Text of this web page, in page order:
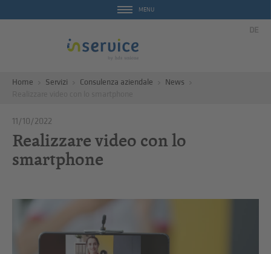
MENU
DE
Home Servizi Consulenza aziendale
News
11/10/2022
Realizzare video con lo
smartphone